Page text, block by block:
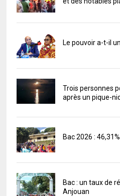
Le pouvoir a-t-il
Trois personnes
après un pique-
Bac 2026 :
Bac : un taux de
Anjouan